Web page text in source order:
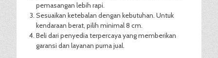
pemasangan lebih rapi.
Sesuaikan ketebalan dengan kebutuhan. Untuk
kendaraan berat, pilih minimal 8 cm.
Beli dari penyedia terpercaya yang memberikan
garansi dan layanan purna jual.